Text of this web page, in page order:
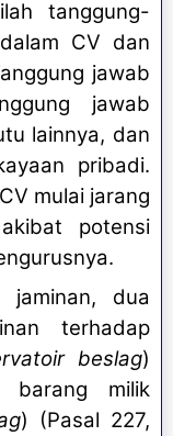
tanggung-
CV dan
jawab
jawab
lainnya, dan
pribadi.
mulai jarang
potensi
dua
terhadap
beslag)
barang milik
) (Pasal 227,